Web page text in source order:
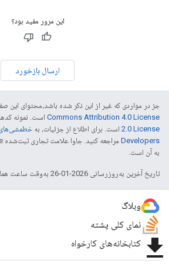
این مرور مفید بود؟
ارسال بازخورد
جز در مواردی که غیر از این ذکر شده باشد،‌محتوای
Commons Attribution 4.0 License است. نمونه
2.0 License است. برای اطلاع از جزئیات، به
Developers‏
به آن است.
تاریخ آخرین به‌روزرسانی 2026-01-26 به‌وقت ساعت هماهنگ جهانی.
وبلاگ
نمای کلی پشته
file_download کتابخانه‌های کارخواه